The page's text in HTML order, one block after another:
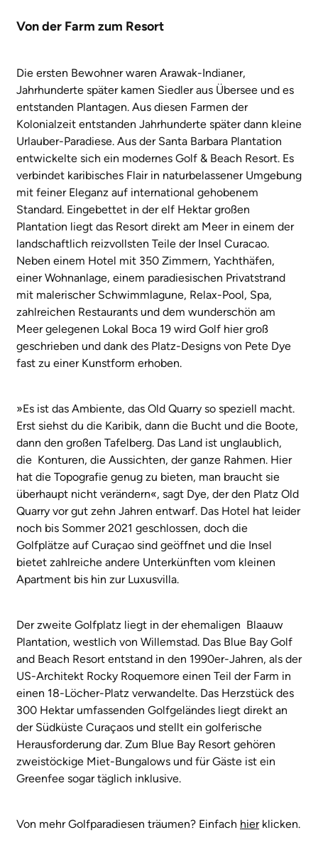
Von der Farm zum Resort
Die ersten Bewohner waren Arawak-Indianer,
Jahrhunderte später kamen Siedler aus Übersee und es
entstanden Plantagen. Aus diesen Farmen der
Kolonialzeit entstanden Jahrhunderte später dann kleine
Urlauber-Paradiese. Aus der Santa Barbara Plantation
entwickelte sich ein modernes Golf & Beach Resort. Es
verbindet karibisches Flair in naturbelassener Umgebung
mit feiner Eleganz auf international gehobenem
Standard. Eingebettet in der elf Hektar großen
Plantation liegt das Resort direkt am Meer in einem der
landschaftlich reizvollsten Teile der Insel Curacao.
Neben einem Hotel mit 350 Zimmern, Yachthäfen,
einer Wohnanlage, einem paradiesischen Privatstrand
mit malerischer Schwimmlagune, Relax-Pool, Spa,
zahlreichen Restaurants und dem wunderschön am
Meer gelegenen Lokal Boca 19 wird Golf hier groß
geschrieben und dank des Platz-Designs von Pete Dye
fast zu einer Kunstform erhoben.
»Es ist das Ambiente, das Old Quarry so speziell macht.
Erst siehst du die Karibik, dann die Bucht und die Boote,
dann den großen Tafelberg. Das Land ist unglaublich,
die Konturen, die Aussichten, der ganze Rahmen. Hier
hat die Topografie genug zu bieten, man braucht sie
überhaupt nicht verändern«, sagt Dye, der den Platz Old
Quarry vor gut zehn Jahren entwarf. Das Hotel hat leider
noch bis Sommer 2021 geschlossen, doch die
Golfplätze auf Curaçao sind geöffnet und die Insel
bietet zahlreiche andere Unterkünften vom kleinen
Apartment bis hin zur Luxusvilla.
Der zweite Golfplatz liegt in der ehemaligen Blaauw
Plantation, westlich von Willemstad. Das Blue Bay Golf
and Beach Resort entstand in den 1990er-Jahren, als der
US-Architekt Rocky Roquemore einen Teil der Farm in
einen 18-Löcher-Platz verwandelte. Das Herzstück des
300 Hektar umfassenden Golfgeländes liegt direkt an
der Südküste Curaçaos und stellt ein golferische
Herausforderung dar. Zum Blue Bay Resort gehören
zweistöckige Miet-Bungalows und für Gäste ist ein
Greenfee sogar täglich inklusive.
Von mehr Golfparadiesen träumen? Einfach hierklicken.